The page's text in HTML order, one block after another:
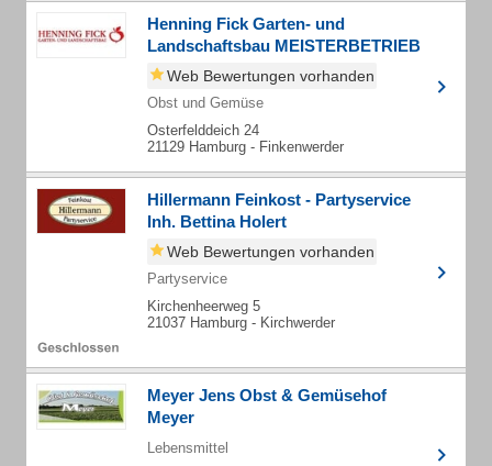
Henning Fick Garten- und
Landschaftsbau MEISTERBETRIEB
Web Bewertungen vorhanden
Obst und Gemüse
Osterfelddeich 24
21129 Hamburg - Finkenwerder
Hillermann Feinkost - Partyservice
Inh. Bettina Holert
Web Bewertungen vorhanden
Partyservice
Kirchenheerweg 5
21037 Hamburg - Kirchwerder
Meyer Jens Obst & Gemüsehof
Meyer
Lebensmittel